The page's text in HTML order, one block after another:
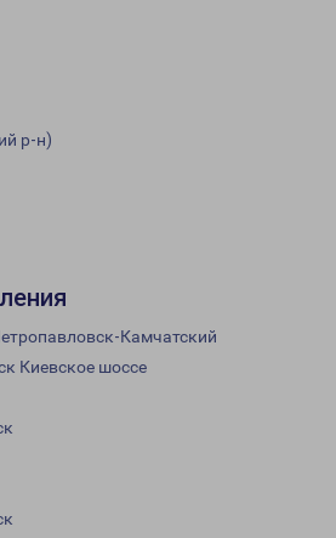
р-н)
Камчатский
Киевское шоссе